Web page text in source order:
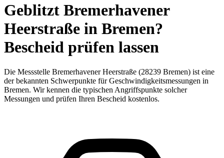
Geblitzt Bremerhavener
Heerstraße in Bremen?
Bescheid prüfen lassen
Die Messstelle Bremerhavener Heerstraße (28239 Bremen) ist eine
der bekannten Schwerpunkte für Geschwindigkeitsmessungen in
Bremen. Wir kennen die typischen Angriffspunkte solcher
Messungen und prüfen Ihren Bescheid kostenlos.